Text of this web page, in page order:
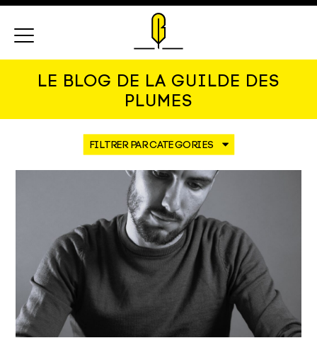
LE BLOG DE LA GUILDE DES
PLUMES